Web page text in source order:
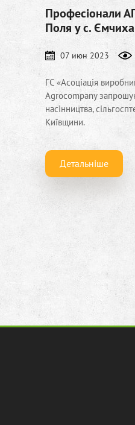
Професіонали
Поля у с. Ємчиха
07 июн 2023
ГС «Асоціація
Agrocompany
насінництва,
Київщини.
Детальніше